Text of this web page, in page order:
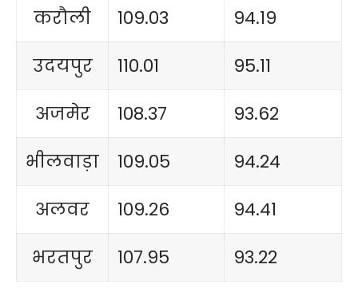
करौली
109.03
94.19
उदयपुर
110.01
95.11
अजमेर
108.37
93.62
भीलवाड़ा
109.05
94.24
अलवर
109.26
94.41
भरतपुर
107.95 93.22